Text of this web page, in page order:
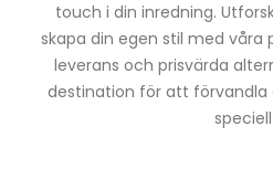
touch i din inredning.
skapa din egen stil med våra
leverans och prisvärda
destination för att